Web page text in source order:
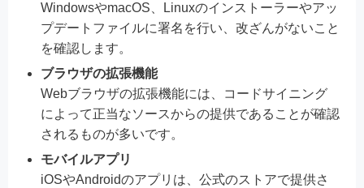
WindowsやmacOS、Linuxのインストーラーやアッ
プデートファイルに署名を行い、改ざんがないこと
を確認します。
ブラウザの拡張機能
Webブラウザの拡張機能には、コードサイニング
によって正当なソースからの提供であることが確認
されるものが多いです。
モバイルアプリ
iOSやAndroidのアプリは、公式のストアで提供さ